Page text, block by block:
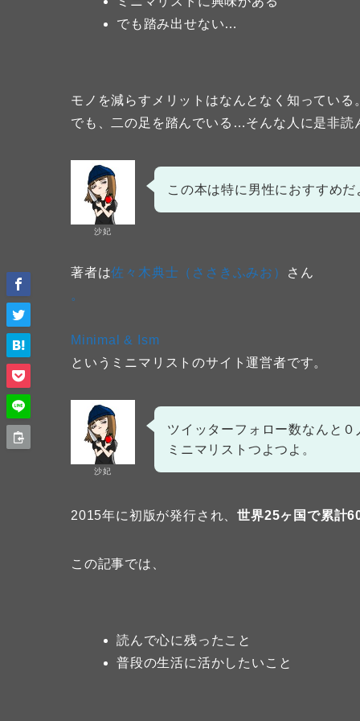
でも踏み出せない…
モノを減らすメリットはなんとなく知っている
でも、二の足を踏んでいる…そんな人に是非読
沙妃
この本は特に男性におすすめだ
著者は佐々木典士（ささきふみお）
さん
。
Minimal & Ism
というミニマリストのサイト運営者です。
沙妃
ツイッターフォロー数なんと０
ミニマリストつよつよ。
2015年に初版が発行され、世界25ヶ国で累計
この記事では、
読んで心に残ったこと
普段の生活に活かしたいこと